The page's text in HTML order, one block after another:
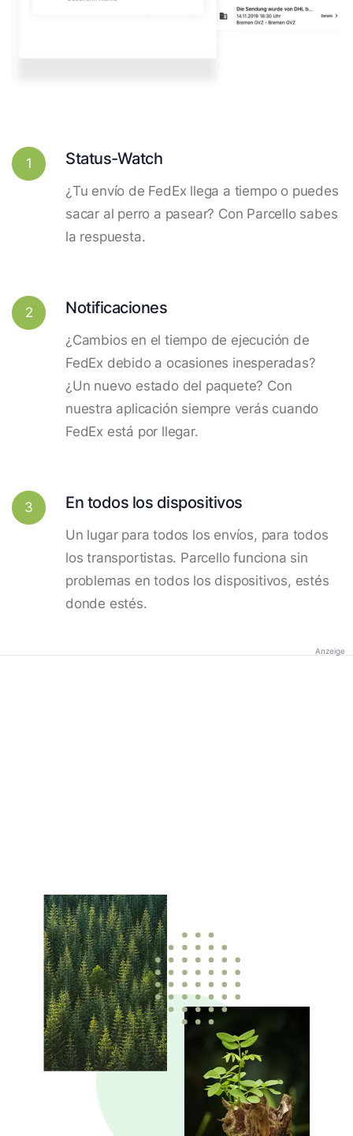
1 Status-Watch
¿Tu envío de FedEx llega a tiempo o puedes
sacar al perro a pasear? Con Parcello sabes
la respuesta.
2 Notificaciones
¿Cambios en el tiempo de ejecución de
FedEx debido a ocasiones inesperadas?
¿Un nuevo estado del paquete? Con
nuestra aplicación siempre verás cuando
FedEx está por llegar.
3 En todos los dispositivos
Un lugar para todos los envíos, para todos
los transportistas. Parcello funciona sin
problemas en todos los dispositivos, estés
donde estés.
Anzeige